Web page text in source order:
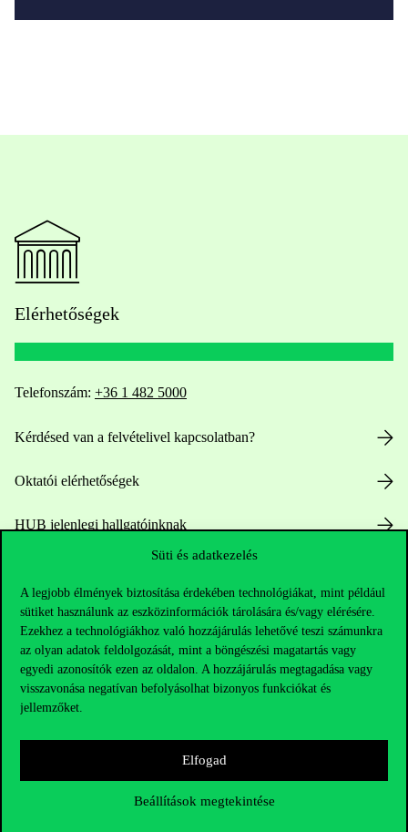
Süti és adatkezelés
A legjobb élmények biztosítása érdekében technológiákat, mint például
sütiket használunk az eszközinformációk tárolására és/vagy elérésére.
Ezekhez a technológiákhoz való hozzájárulás lehetővé teszi számunkra
az olyan adatok feldolgozását, mint a böngészési magatartás vagy
egyedi azonosítók ezen az oldalon. A hozzájárulás megtagadása vagy
visszavonása negatívan befolyásolhat bizonyos funkciókat és
jellemzőket.
Elfogad
Beállítások megtekintése
Elérhetőségek
Telefonszám: +36 1 482 5000
Kérdésed van a felvételivel kapcsolatban?
Oktatói elérhetőségek
HUB jelenlegi hallgatóinknak
Hasznos linkek